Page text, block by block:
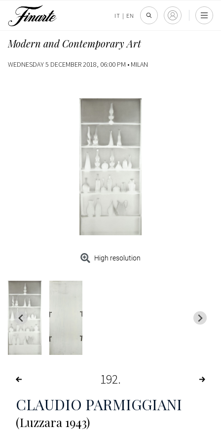
IT | EN
Modern and Contemporary Art
WEDNESDAY 5 DECEMBER 2018, 06:00 PM • MILAN
High resolution
192
CLAUDIO PARMIGGIANI
(Luzzara 1943)